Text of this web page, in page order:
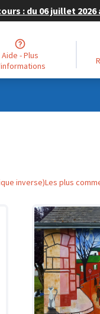
: du 06 juillet 2026
Aide - Plus
inverse)Les plus